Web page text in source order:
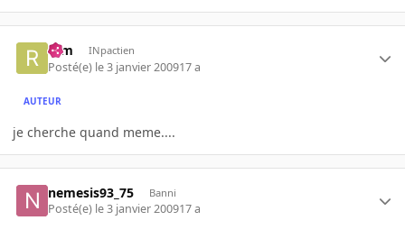
rem INpactien
Posté(e) le 3 janvier 200917 a
AUTEUR
je cherche quand meme....
nemesis93_75 Banni
Posté(e) le 3 janvier 200917 a